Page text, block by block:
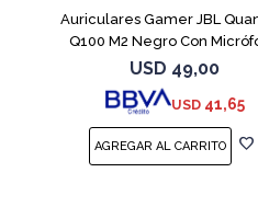
Auriculares Gamer JBL
Q100 M2 Negro Con
USD 49,00
USD 41,65